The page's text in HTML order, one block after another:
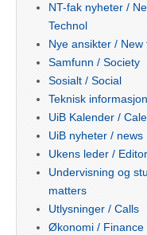
NT-fak nyheter /
Technol
Nye ansikter / New
Samfunn / Society
Sosialt / Social
Teknisk
UiB Kalender /
UiB nyheter / news
Ukens leder /
Undervisning og
matters
Utlysninger / Calls
Økonomi / Finance